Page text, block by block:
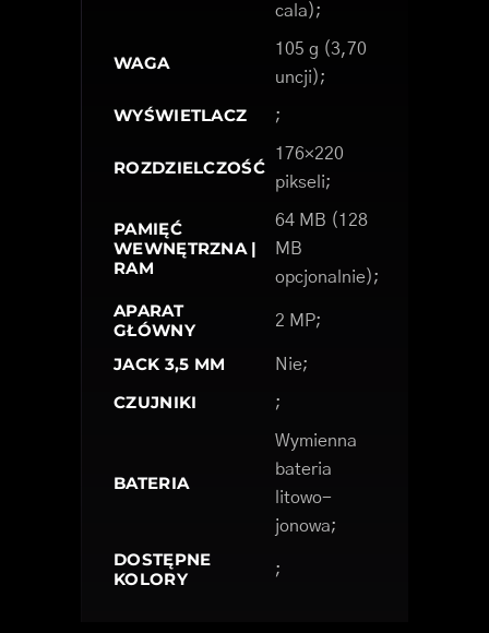
cala);
WAGA
105 g (3,70
uncji);
WYŚWIETLACZ ;
ROZDZIELCZOŚĆ
176×220
pikseli;
PAMIĘĆ
WEWNĘTRZNA |
RAM
64 MB (128
MB
opcjonalnie);
APARAT
GŁÓWNY
2 MP;
JACK 3,5 MM Nie;
CZUJNIKI ;
BATERIA
Wymienna
bateria
litowo-
jonowa;
DOSTĘPNE
KOLORY
;